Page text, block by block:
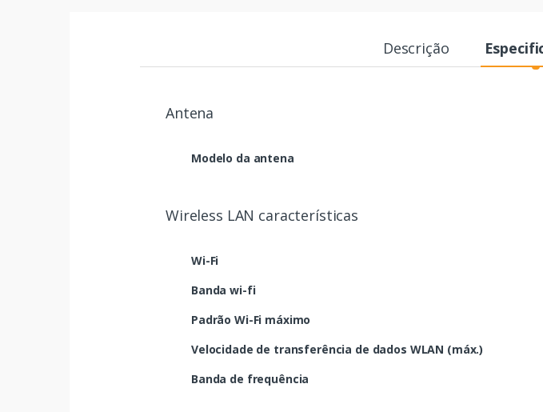
Descrição
Antena
Modelo da antena
Wireless LAN características
Wi-Fi
Banda wi-fi
Padrão Wi-Fi máximo
Velocidade de transferência de dados WLAN (máx.)
Banda de frequência